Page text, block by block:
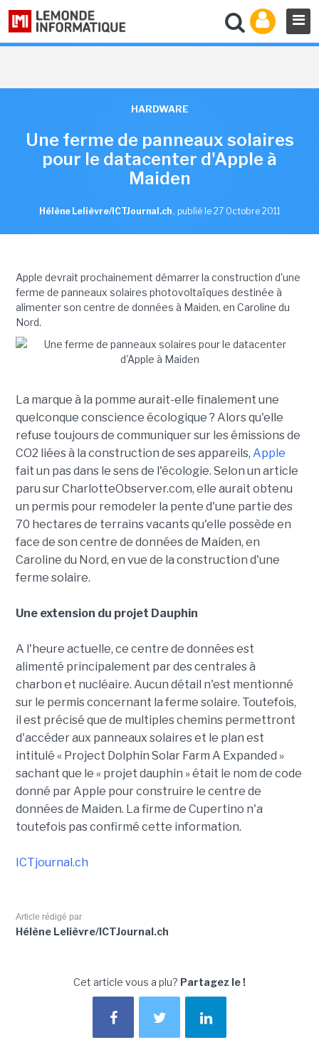
HARDWARE
Une ferme de panneaux solaires
pour le datacenter d'Apple à
Maiden
Hélène Lelièvre/ICTJournal.ch , publié le 27 Octobre 2011
Apple devrait prochainement démarrer la construction d'une
ferme de panneaux solaires photovoltaïques destinée à
alimenter son centre de données à Maiden, en Caroline du
Nord.
La marque à la pomme aurait-elle finalement une
quelconque conscience écologique ? Alors qu'elle
refuse toujours de communiquer sur les émissions de
CO2 liées à la construction de ses appareils, Apple
fait un pas dans le sens de l'écologie. Selon un article
paru sur CharlotteObserver.com, elle aurait obtenu
un permis pour remodeler la pente d'une partie des
70 hectares de terrains vacants qu'elle possède en
face de son centre de données de Maiden, en
Caroline du Nord, en vue de la construction d'une
ferme solaire.
Une extension du projet Dauphin
A l'heure actuelle, ce centre de données est
alimenté principalement par des centrales à
charbon et nucléaire. Aucun détail n'est mentionné
sur le permis concernant la ferme solaire. Toutefois,
il est précisé que de multiples chemins permettront
d'accéder aux panneaux solaires et le plan est
intitulé « Project Dolphin Solar Farm A Expanded »
sachant que le « projet dauphin » était le nom de code
donné par Apple pour construire le centre de
données de Maiden. La firme de Cupertino n'a
toutefois pas confirmé cette information.
ICTjournal.ch
Article rédigé par
Hélène Lelièvre/ICTJournal.ch
Cet article vous a plu? Partagez le !